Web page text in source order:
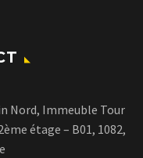
Nord, Immeuble Tour
étage – B01, 1082,